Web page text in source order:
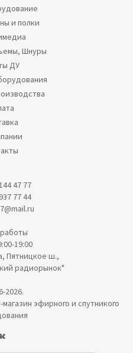
и полки
Шнуры
ДУ
47 77
77 44
19:00
Пятницкое ш.,
радиорынок"
2026.
эфирного и спутникого